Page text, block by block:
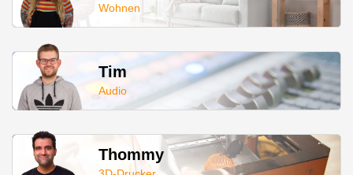
Wohnen
Tim
Audio
Thommy